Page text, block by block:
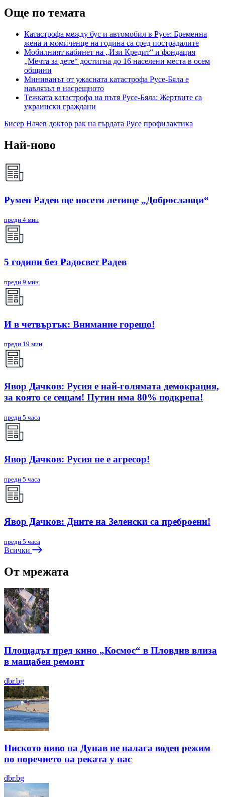
Още по темата
Катастрофа между бус и автомобил в Русе: Бременна
жена и момиченце на година са сред пострадалите
Мобилният кабинет на „Изи Кредит“ и фондация
„Мечта за дете“ достигна до 16 населени места в осем
общини
Миниванът от ужасната катастрофа Русе-Бяла е
навлязъл в насрещното
Тежката катастрофа на пътя Русе-Бяла: Жертвите са
украински граждани
Бисер Начев доктор рак на гърдата Русе профилактика
Най-ново
Румен Радев ще посети летище „Доброславци“
преди 4 мин
5 години без Радосвет Радев
преди 9 мин
И в четвъртък: Внимание горещо!
преди 19 мин
Явор Дачков: Русия е най-голямата демокрация,
за която се сещам! Путин има 80% подкрепа!
преди 5 часа
Явор Дачков: Русия не е агресор!
преди 5 часа
Явор Дачков: Дните на Зеленски са преброени!
преди 5 часа
Всички
От мрежата
Площадът пред кино „Космос“ в Пловдив влиза
в мащабен ремонт
dbr.bg
Ниското ниво на Дунав не налага воден режим
по поречието на реката у нас
dbr.bg